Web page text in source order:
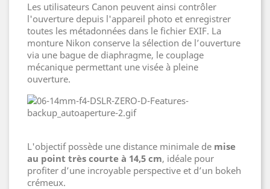
Les utilisateurs Canon peuvent ainsi contrôler
l'ouverture depuis l'appareil photo et enregistrer
toutes les métadonnées dans le fichier EXIF. La
monture Nikon conserve la sélection de l’ouverture
via une bague de diaphragme, le couplage
mécanique permettant une visée à pleine
ouverture.
L'objectif possède une distance minimale de mise
au point très courte à 14,5 cm, idéale pour
profiter d’une incroyable perspective et d’un bokeh
crémeux.